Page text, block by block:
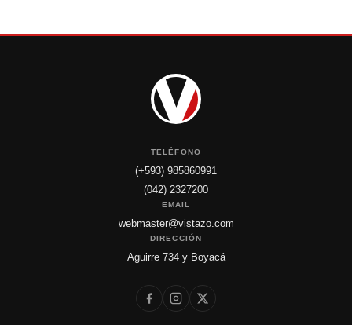
TELÉFONO
(+593) 985860991
(042) 2327200
EMAIL
webmaster@vistazo.com
DIRECCIÓN
Aguirre 734 y Boyacá